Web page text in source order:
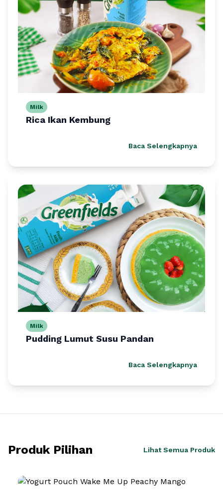
Milk
Rica Ikan Kembung
Baca Selengkapnya
Milk
Pudding Lumut Susu Pandan
Baca Selengkapnya
Produk Pilihan Lihat Semua Produk